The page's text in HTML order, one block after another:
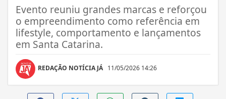
Evento reuniu grandes marcas e reforçou
o empreendimento como referência em
lifestyle, comportamento e lançamentos
em Santa Catarina.
REDAÇÃO NOTÍCIA JÁ 11/05/2026 14:26